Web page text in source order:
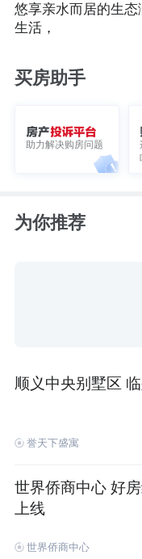
悠享亲水而居的生态
生活，
买房助手
助力解决购房问题
为你推荐
顺义中央别墅区
誉天下盛寓
世界侨商中心 好
上线
世界侨商中心